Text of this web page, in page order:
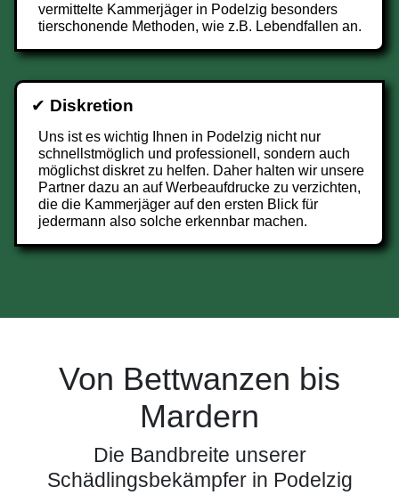
vermittelte Kammerjäger in Podelzig besonders
tierschonende Methoden, wie z.B. Lebendfallen an.
✔ Diskretion
Uns ist es wichtig Ihnen in Podelzig nicht nur
schnellstmöglich und professionell, sondern auch
möglichst diskret zu helfen. Daher halten wir unsere
Partner dazu an auf Werbeaufdrucke zu verzichten,
die die Kammerjäger auf den ersten Blick für
jedermann also solche erkennbar machen.
Von Bettwanzen bis
Mardern
Die Bandbreite unserer
Schädlingsbekämpfer in Podelzig